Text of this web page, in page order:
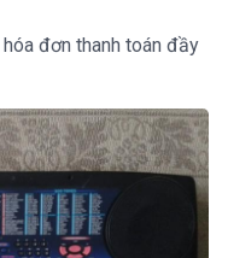
đơn thanh toán đầy